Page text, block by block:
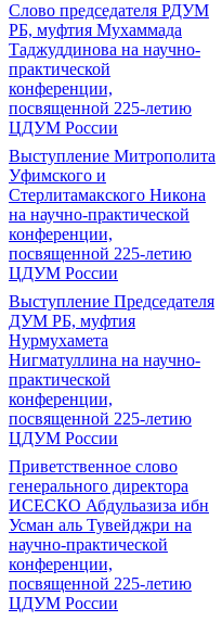
Слово председателя РДУМ
РБ, муфтия Мухаммада
Таджуддинова на научно-
практической
конференции,
посвященной 225-летию
ЦДУМ России
Выступление Митрополита
Уфимского и
Стерлитамакского Никона
на научно-практической
конференции,
посвященной 225-летию
ЦДУМ России
Выступление Председателя
ДУМ РБ, муфтия
Нурмухамета
Нигматуллина на научно-
практической
конференции,
посвященной 225-летию
ЦДУМ России
Приветственное слово
генерального директора
ИСЕСКО Абдульазиза ибн
Усман аль Тувейджри на
научно-практической
конференции,
посвященной 225-летию
ЦДУМ России